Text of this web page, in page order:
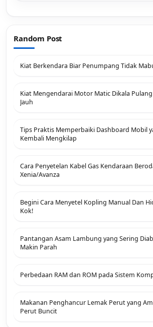
Random Post
Kiat Berkendara Biar Penumpang Tidak
Kiat Mengendarai Motor Matic Dikala
Jauh
Tips Praktis Memperbaiki Dashboard Mobil
Kembali Mengkilap
Cara Penyetelan Kabel Gas Kendaraan
Xenia/Avanza
Begini Cara Menyetel Kopling Manual Dan
Kok!
Pantangan Asam Lambung yang Sering
Makin Parah
Perbedaan RAM dan ROM pada Sistem
Makanan Penghancur Lemak Perut yang
Perut Buncit